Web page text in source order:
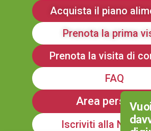
Acquista il piano
Prenota la prima
Prenota la visita di
FAQ
Area personale
Iscriviti alla